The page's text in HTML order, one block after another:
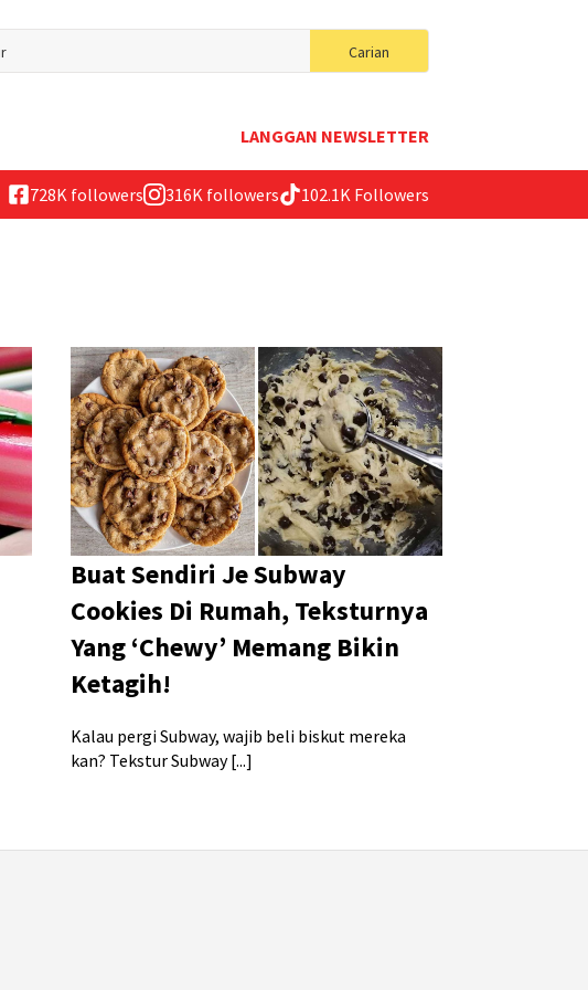
Carian
for:
LANGGAN NEWSLETTER
728K followers 316K followers 102.1K Followers
Buat Sendiri Je Subway
Cookies Di Rumah, Teksturnya
Yang ‘Chewy’ Memang Bikin
Ketagih!
Kalau pergi Subway, wajib beli biskut mereka
kan? Tekstur Subway [...]